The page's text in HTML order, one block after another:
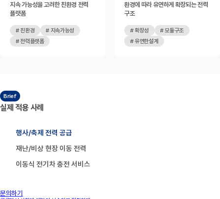
지속 가능성을 고려한 친환경 전력
플랫폼
# 친환경
# 지속가능성
# 전력플랫폼
환경에 따라 유연하게 확장되는 전력
구조
# 확장성
# 모듈구조
# 유연한설계
Brief
실제 적용 사례
행사/축제 전력 공급
재난/비상 현장 이동 전력
이동식 전기차 충전 서비스
문의하기